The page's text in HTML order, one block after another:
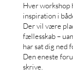
Hver workshop
inspiration i
Der vil være
fællesskab –
har sat dig ned
Den eneste
skrive.